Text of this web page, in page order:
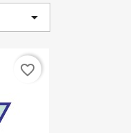

favorite_border